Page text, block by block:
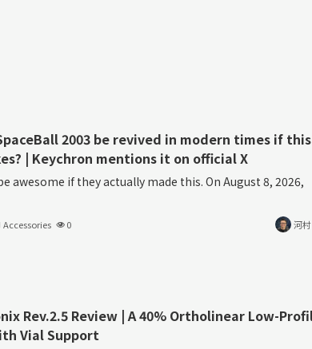
2003 be revived in modern times if this
| Keychron mentions it on official X
awesome if they actually made this. On August 8, 2026,
Accessories 0 河
Rev.2.5 Review | A 40% Ortholinear Low-
Vial Support